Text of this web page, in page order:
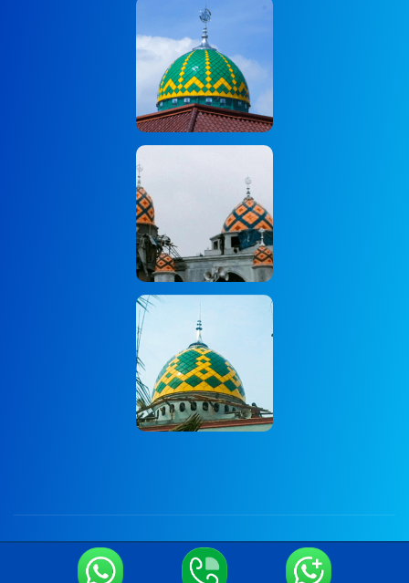
Copyright © 2024 Onum by OceanThemes. All Rights
Reserved.